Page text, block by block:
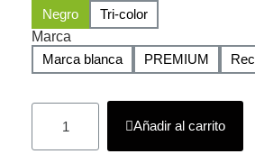
Negro
Tri-color
Marca
Marca blanca
PREMIUM
Añadir al carrito